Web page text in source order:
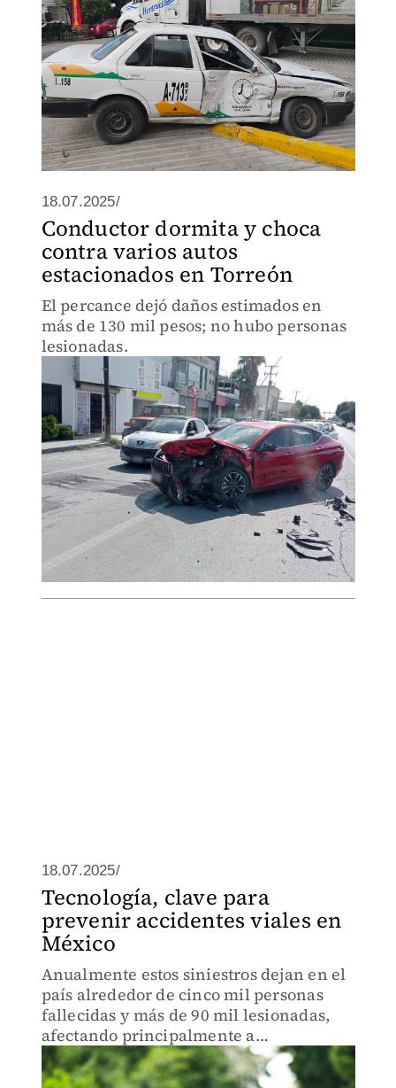
18.07.2025/
Conductor dormita y choca
contra varios autos
estacionados en Torreón
El percance dejó daños estimados en
más de 130 mil pesos; no hubo personas
lesionadas.
18.07.2025/
Tecnología, clave para
prevenir accidentes viales en
México
Anualmente estos siniestros dejan en el
país alrededor de cinco mil personas
fallecidas y más de 90 mil lesionadas,
afectando principalmente a
conductores, pasajeros, peatones y
ciclistas